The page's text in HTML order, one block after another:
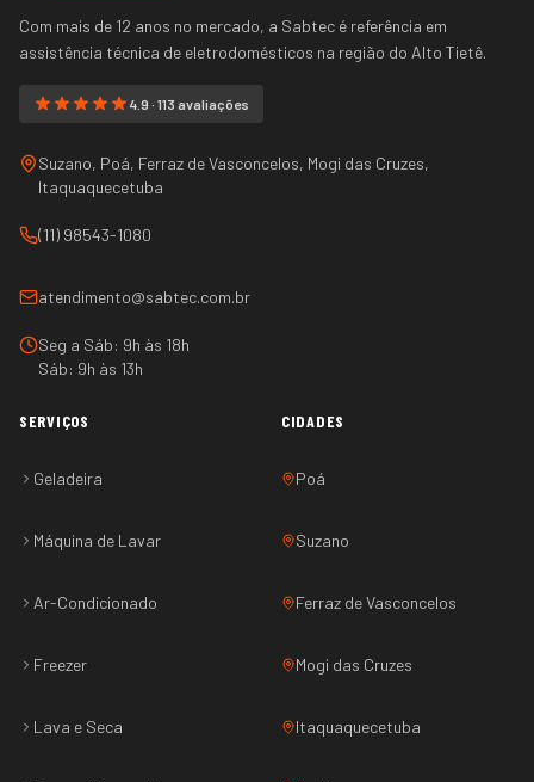
Com mais de 12 anos no mercado, a Sabtec é referência em
assistência técnica de eletrodomésticos na região do Alto Tietê.
4.9 · 113 avaliações
Suzano, Poá, Ferraz de Vasconcelos, Mogi das Cruzes,
Itaquaquecetuba
(11) 98543-1080
atendimento@sabtec.com.br
Seg a Sáb: 9h às 18h
Sáb: 9h às 13h
SERVIÇOS
Geladeira
Máquina de Lavar
Ar-Condicionado
Freezer
Lava e Seca
CIDADES
Poá
Suzano
Ferraz de Vasconcelos
Mogi das Cruzes
Itaquaquecetuba